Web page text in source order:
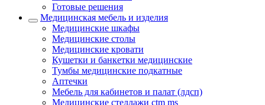
Готовые решения
Медицинская мебель и изделия
Медицинские шкафы
Медицинские столы
Медицинские кровати
Кушетки и банкетки медицинские
Тумбы медицинские подкатные
Аптечки
Мебель для кабинетов и палат (лдсп)
Медицинские стеллажи ctm ms